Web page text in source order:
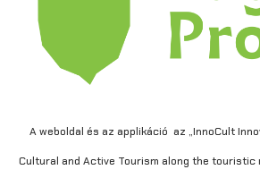
A weboldal és az applikáció az „InnoCult
Cultural and Active Tourism along the touristic